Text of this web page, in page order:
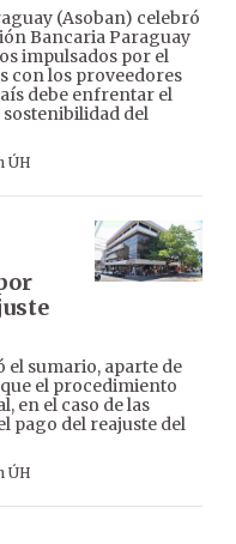
(Asoban) celebró
Bancaria Paraguay
impulsados por el
con los proveedores
debe enfrentar el
del
ÚH
el sumario, aparte de
el procedimiento
en el caso de las
pago del reajuste del
ÚH